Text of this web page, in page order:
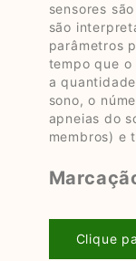
sensores
são
parâmetros
tempo que o
a
sono, o
apneias do
membros) e
Clique